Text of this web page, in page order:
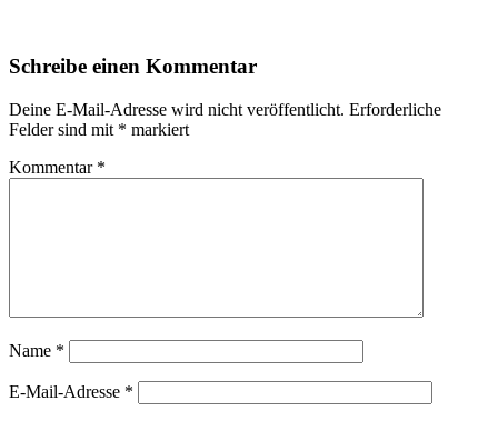
Schreibe einen Kommentar
Deine E-Mail-Adresse wird nicht veröffentlicht. Erforderliche
Felder sind mit * markiert
Kommentar *
Name *
E-Mail-Adresse *